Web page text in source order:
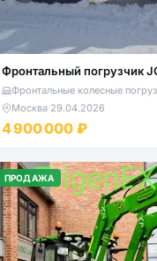
Фронтальный погрузчик
Фронтальные колесные
Москва·29.04.2026
4 900 000 ₽
ПРОДАЖА